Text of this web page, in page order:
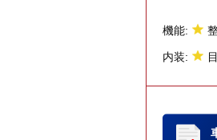
機能:
内装: